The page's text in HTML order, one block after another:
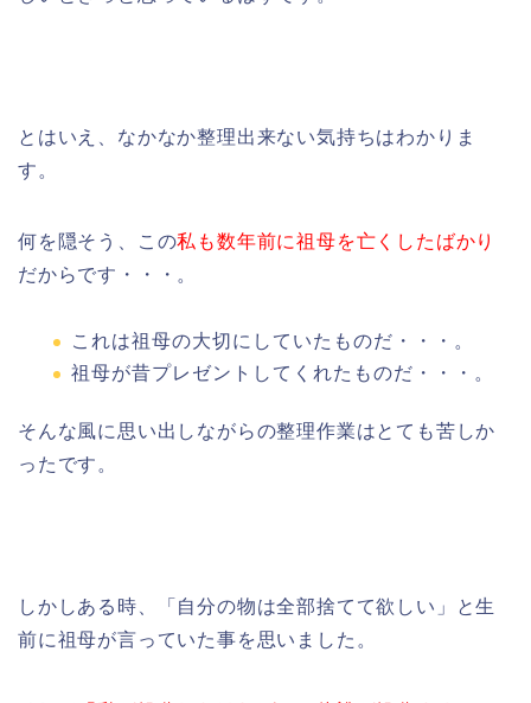
とはいえ、なかなか整理出来ない気持ちはわかりま
す。
何を隠そう、この私も数年前に祖母を亡くしたばかり
だからです・・・。
これは祖母の大切にしていたものだ・・・。
祖母が昔プレゼントしてくれたものだ・・・。
そんな風に思い出しながらの整理作業はとても苦しか
ったです。
しかしある時、「自分の物は全部捨てて欲しい」と生
前に祖母が言っていた事を思いました。